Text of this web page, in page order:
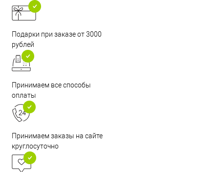
Подарки при заказе от 3000
рублей
Принимаем все способы
оплаты
Принимаем заказы на сайте
круглосуточно